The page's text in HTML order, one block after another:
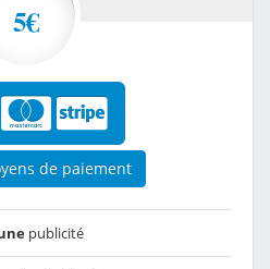
5€
de paiement
publicité